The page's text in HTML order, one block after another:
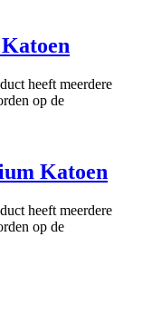
heeft meerdere
op de
Katoen
heeft meerdere
op de